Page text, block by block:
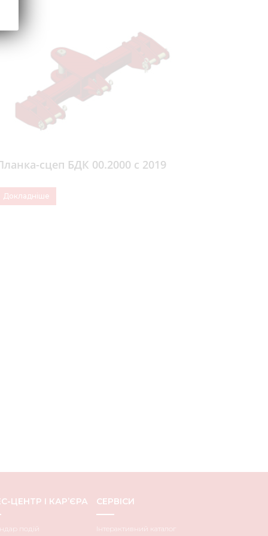
сцеп БДК 00.2000 с 2019
Докладніше
ЦЕНТР І КАР’ЄРА
подій
СЕРВІСИ
Інтерактивний каталог